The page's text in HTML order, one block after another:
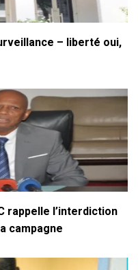
– liberté oui,
rappelle l’interdiction
campagne